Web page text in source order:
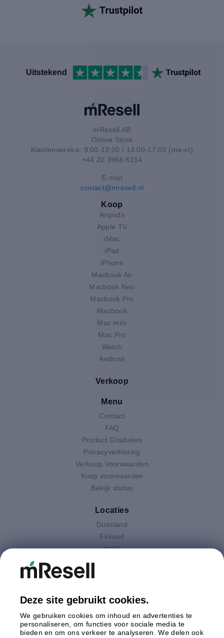
Uitstekend
mResell AB
Online Store
Klantenservice: 9:00-13:00 / 14:00-17:00 (ma-vr)
+44 20 3966 6214
E-mail
contact@mresell.nl
Koop
Airpods
Apple TV
iMac
iPad
iPhone
Macbook Air
Macbook Neo
Macbook Pro
Macbook
Mac mini
Mac Pro
Watch
Android
Verkoop
Menu
Contact
FAQ
Product Gradaties
Privacyverklaring
Verkoop Voorwaarden
Koop voorwaarden
Bekijk status
Locaties
Duitsland
Finland
Italië
Spanje
Zweden
Deze site gebruikt cookies.
We gebruiken cookies om inhoud en advertenties te
personaliseren, om functies voor sociale media te
bieden en om ons verkeer te analyseren. We delen ook